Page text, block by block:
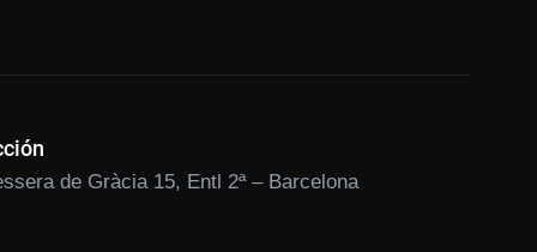
de Gràcia 15, Entl 2ª – Barcelona